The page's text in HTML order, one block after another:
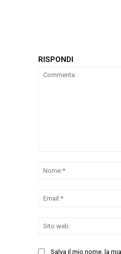
RISPONDI
Salva il mio nome, la